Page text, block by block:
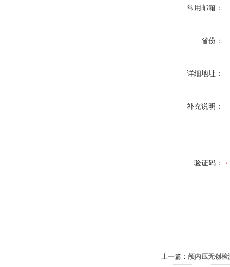
常用邮箱：
省份：
详细地址：
补充说明：
验证码：
上一篇： 颅内压无创